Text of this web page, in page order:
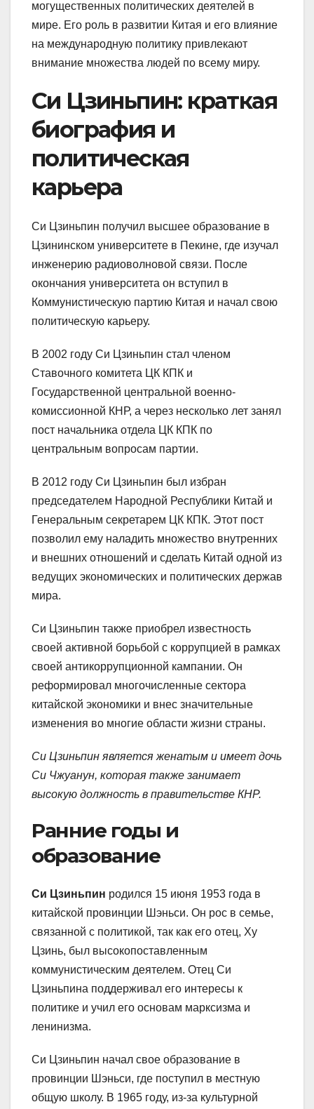
могущественных политических деятелей в
мире. Его роль в развитии Китая и его влияние
на международную политику привлекают
внимание множества людей по всему миру.
Си Цзиньпин: краткая
биография и
политическая
карьера
Си Цзиньпин получил высшее образование в
Цзининском университете в Пекине, где изучал
инженерию радиоволновой связи. После
окончания университета он вступил в
Коммунистическую партию Китая и начал свою
политическую карьеру.
В 2002 году Си Цзиньпин стал членом
Ставочного комитета ЦК КПК и
Государственной центральной военно-
комиссионной КНР, а через несколько лет занял
пост начальника отдела ЦК КПК по
центральным вопросам партии.
В 2012 году Си Цзиньпин был избран
председателем Народной Республики Китай и
Генеральным секретарем ЦК КПК. Этот пост
позволил ему наладить множество внутренних
и внешних отношений и сделать Китай одной из
ведущих экономических и политических держав
мира.
Си Цзиньпин также приобрел известность
своей активной борьбой с коррупцией в рамках
своей антикоррупционной кампании. Он
реформировал многочисленные сектора
китайской экономики и внес значительные
изменения во многие области жизни страны.
Си Цзиньпин является женатым и имеет дочь
Си Чжуанун, которая также занимает
высокую должность в правительстве КНР.
Ранние годы и
образование
Си Цзиньпин родился 15 июня 1953 года в
китайской провинции Шэньси. Он рос в семье,
связанной с политикой, так как его отец, Ху
Цзинь, был высокопоставленным
коммунистическим деятелем. Отец Си
Цзиньпина поддерживал его интересы к
политике и учил его основам марксизма и
ленинизма.
Си Цзиньпин начал свое образование в
провинции Шэньси, где поступил в местную
общую школу. В 1965 году, из-за культурной